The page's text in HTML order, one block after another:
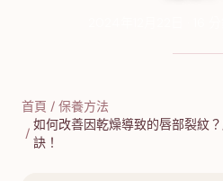
首頁 / 保養方法
/
如何改善因乾燥導致的唇部裂紋
訣！